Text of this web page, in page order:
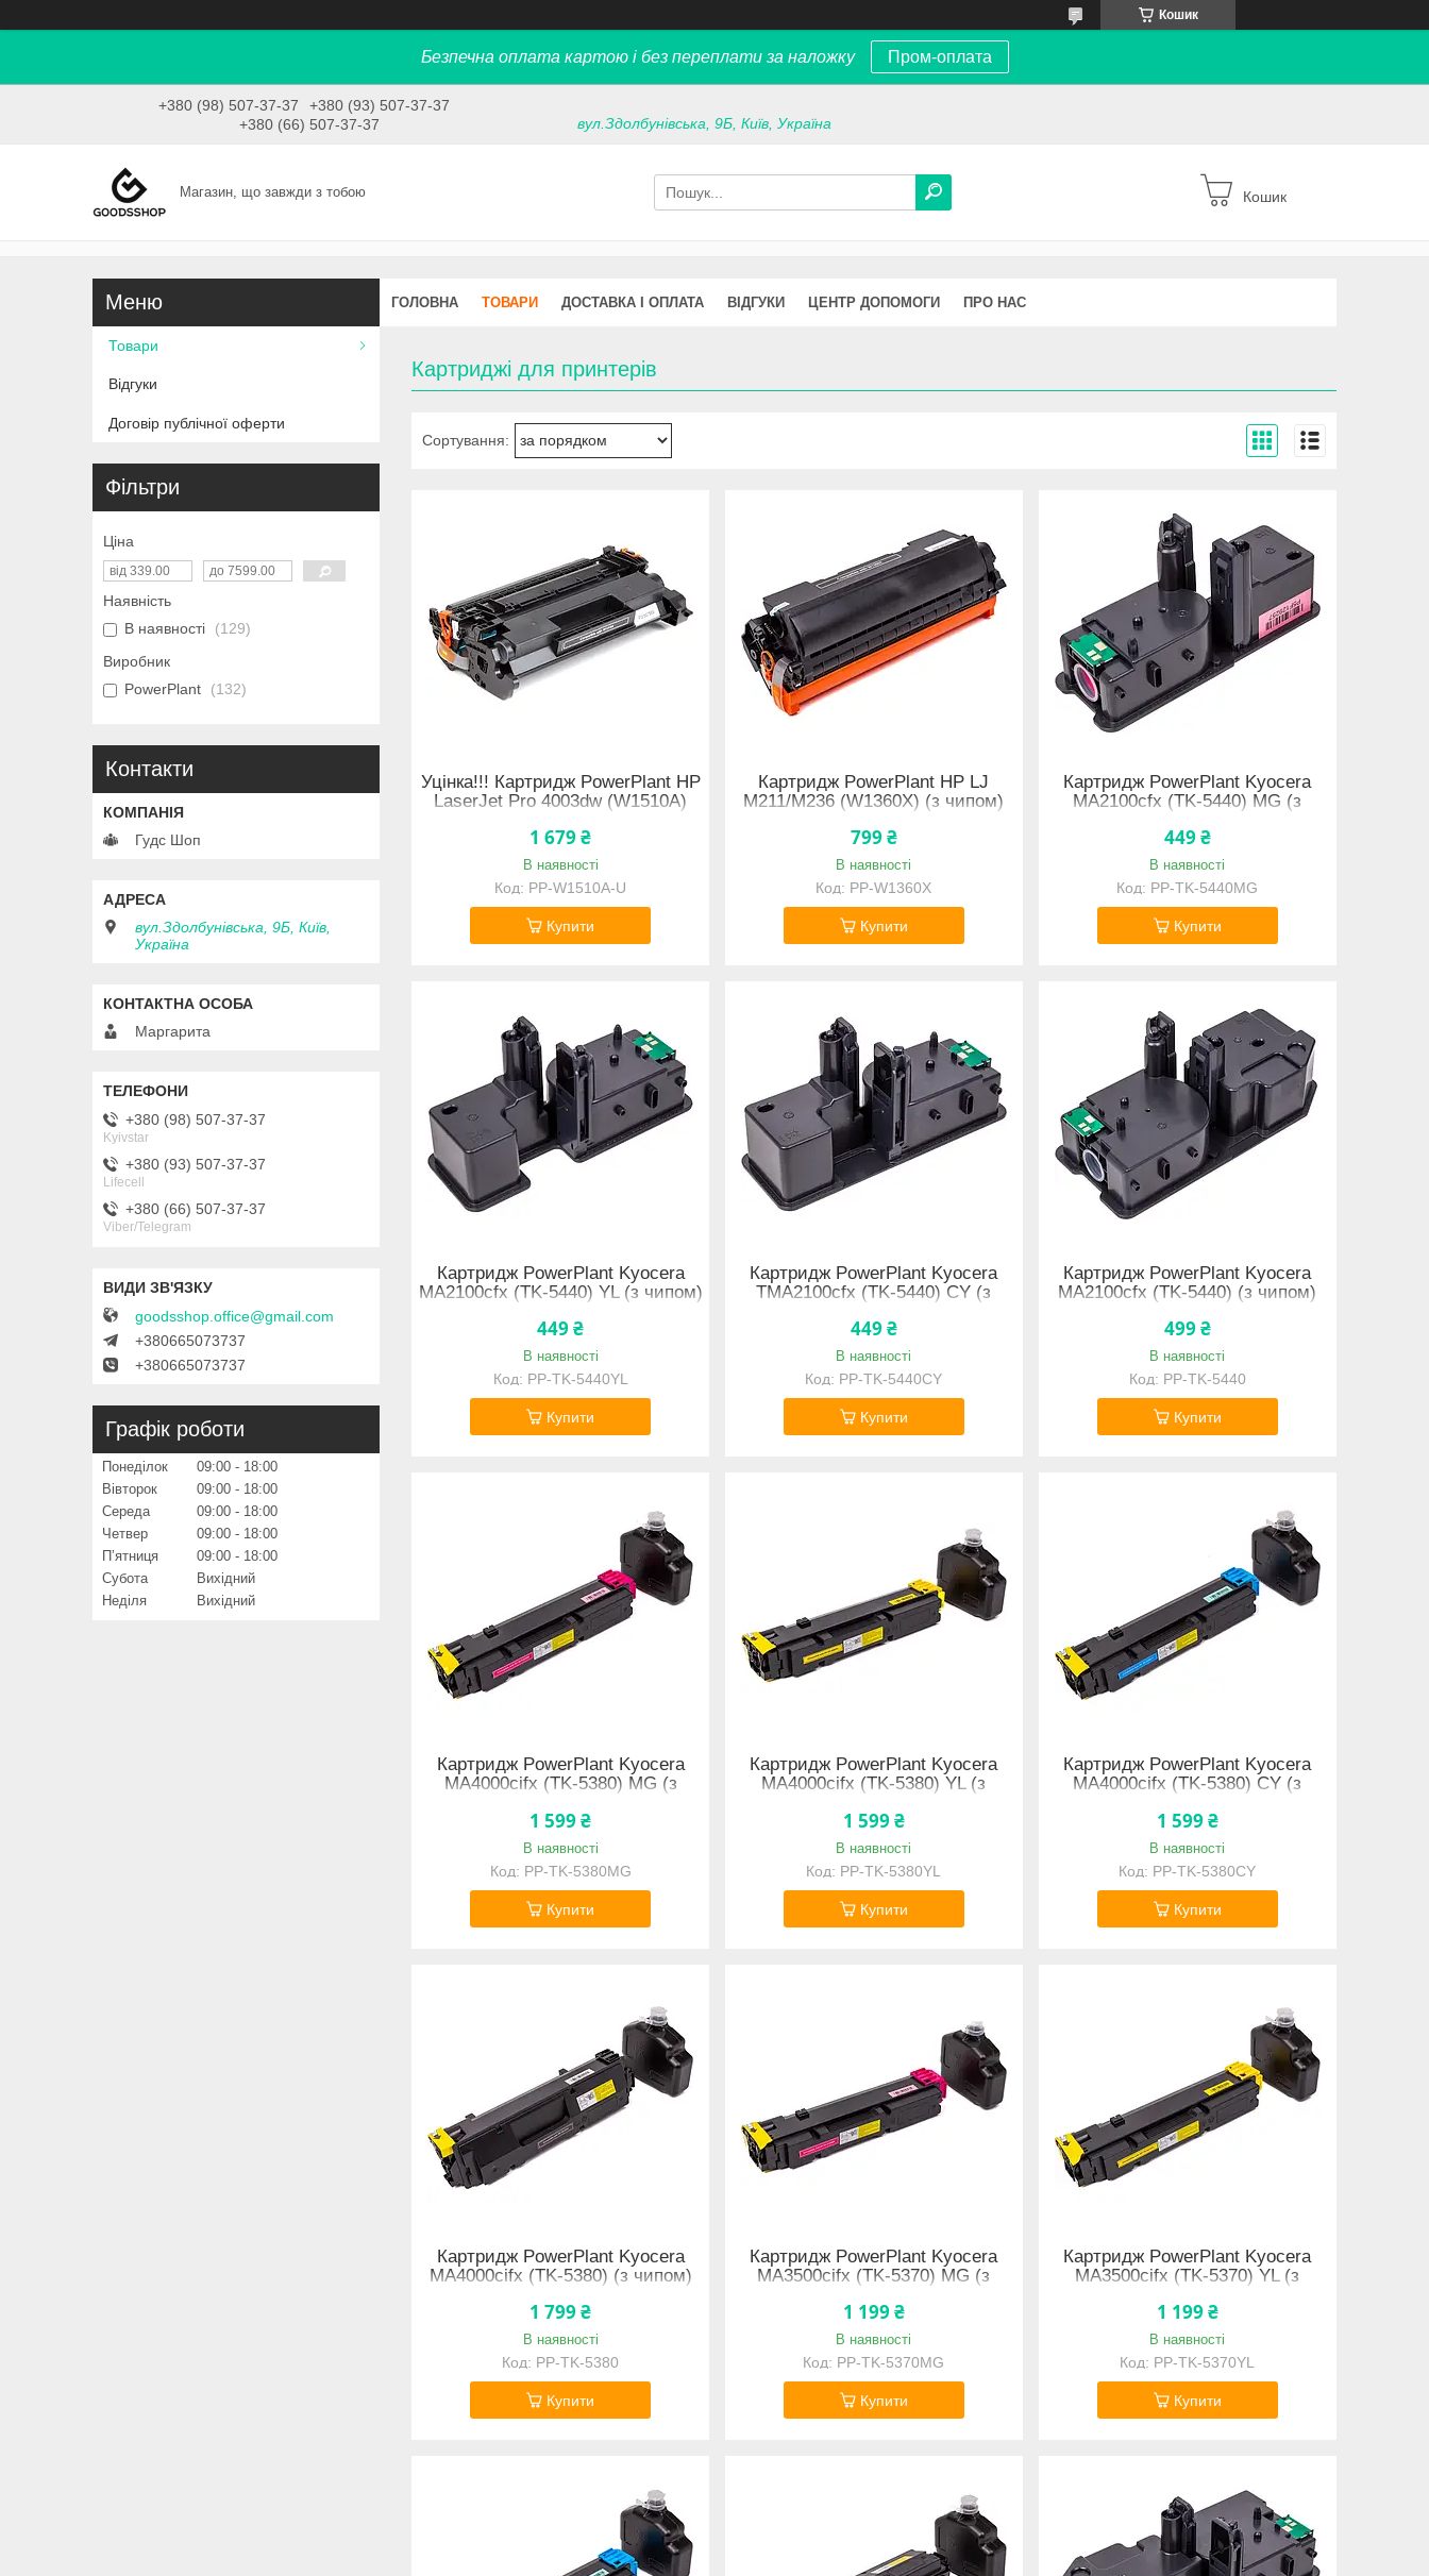
Кошик
Безпечна оплата картою і без переплати за наложку Пром-оплата
+380 (98) 507-37-37
+380 (93) 507-37-37
+380 (66) 507-37-37
вул.Здолбунівська, 9Б, Київ, Україна
Магазин, що завжди з тобою Кошик
ГОЛОВНА ТОВАРИ ДОСТАВКА І ОПЛАТА ВІДГУКИ ЦЕНТР ДОПОМОГИ ПРО НАС
Картриджі для принтерів
Уцінка!!! Картридж PowerPlant HP
LaserJet Pro 4003dw (W1510A)
1 679 ₴
В наявності
PP-W1510A-U
Купити
Картридж PowerPlant HP LJ
M211/M236 (W1360X) (з чипом)
799 ₴
В наявності
PP-W1360X
Купити
Картридж PowerPlant Kyocera
MA2100cfx (TK-5440) MG (з
449 ₴
В наявності
PP-TK-5440MG
Купити
Картридж PowerPlant Kyocera
MA2100cfx (TK-5440) YL (з чипом)
449 ₴
В наявності
PP-TK-5440YL
Купити
Картридж PowerPlant Kyocera
TMA2100cfx (TK-5440) CY (з
449 ₴
В наявності
PP-TK-5440CY
Купити
Картридж PowerPlant Kyocera
MA2100cfx (TK-5440) (з чипом)
499 ₴
В наявності
PP-TK-5440
Купити
Картридж PowerPlant Kyocera
MA4000cifx (TK-5380) MG (з
1 599 ₴
В наявності
PP-TK-5380MG
Купити
Картридж PowerPlant Kyocera
MA4000cifx (TK-5380) YL (з
1 599 ₴
В наявності
PP-TK-5380YL
Купити
Картридж PowerPlant Kyocera
MA4000cifx (TK-5380) CY (з
1 599 ₴
В наявності
PP-TK-5380CY
Купити
Картридж PowerPlant Kyocera
MA4000cifx (TK-5380) (з чипом)
1 799 ₴
В наявності
PP-TK-5380
Купити
Картридж PowerPlant Kyocera
MA3500cifx (TK-5370) MG (з
1 199 ₴
В наявності
PP-TK-5370MG
Купити
Картридж PowerPlant Kyocera
MA3500cifx (TK-5370) YL (з
1 199 ₴
В наявності
PP-TK-5370YL
Купити
Товари
Відгуки
Договір публічної оферти
Фільтри
Ціна
Наявність
В наявності
129
Виробник
PowerPlant
132
Контакти
Гудс Шоп
вул.Здолбунівська, 9Б, Київ,
Україна
Маргарита
+380 (98) 507-37-37
Kyivstar
+380 (93) 507-37-37
Lifecell
+380 (66) 507-37-37
Viber/Telegram
goodsshop.office@gmail.com
+380665073737
+380665073737
Графік роботи
Понеділок 09:00
18:00
Вівторок
09:00
18:00
Середа
09:00
18:00
Четвер
09:00
18:00
Пʼятниця
09:00
18:00
Субота
Вихідний
Неділя
Вихідний